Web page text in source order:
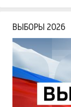
ВЫБОРЫ 2026